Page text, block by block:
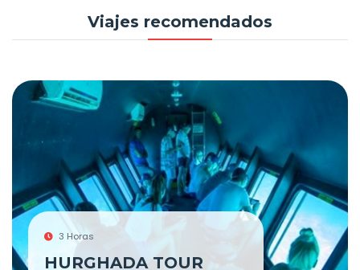
Viajes recomendados
3 Horas
HURGHADA TOUR